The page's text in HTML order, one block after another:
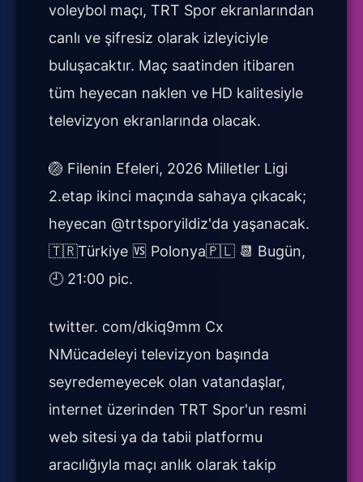
voleybol maçı, TRT Spor ekranlarından
canlı ve şifresiz olarak izleyiciyle
buluşacaktır. Maç saatinden itibaren
tüm heyecan naklen ve HD kalitesiyle
televizyon ekranlarında olacak.
🏐 Filenin Efeleri, 2026 Milletler Ligi
2.etap ikinci maçında sahaya çıkacak;
heyecan @trtsporyildiz'da yaşanacak.
🇹🇷Türkiye 🆚 Polonya🇵🇱 📆 Bugün,
🕘 21:00 pic.
twitter. com/dkiq9mm Cx
NMücadeleyi televizyon başında
seyredemeyecek olan vatandaşlar,
internet üzerinden TRT Spor'un resmi
web sitesi ya da tabii platformu
aracılığıyla maçı anlık olarak takip